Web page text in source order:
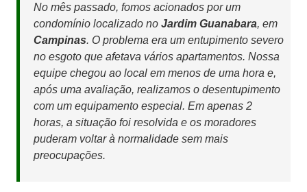
No mês passado, fomos acionados por um
condomínio localizado no Jardim Guanabara, em
Campinas. O problema era um entupimento severo
no esgoto que afetava vários apartamentos. Nossa
equipe chegou ao local em menos de uma hora e,
após uma avaliação, realizamos o desentupimento
com um equipamento especial. Em apenas 2
horas, a situação foi resolvida e os moradores
puderam voltar à normalidade sem mais
preocupações.